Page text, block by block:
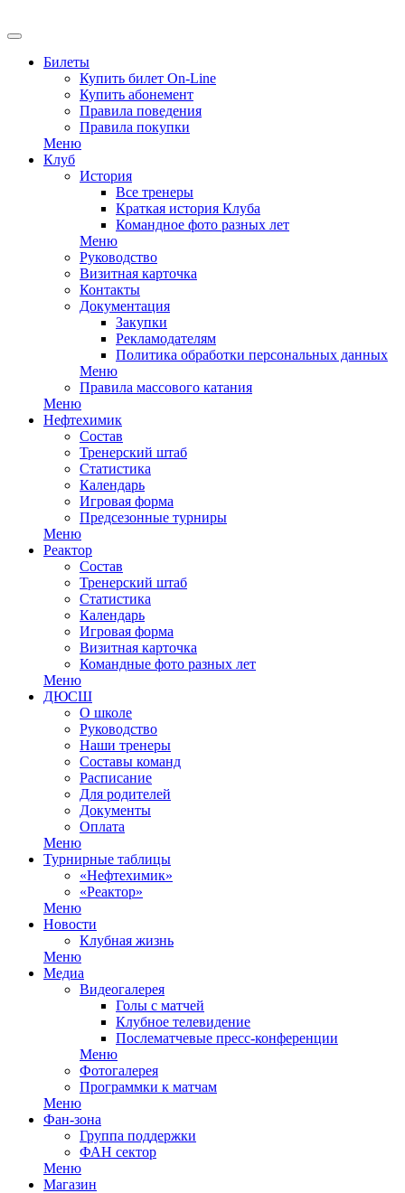
Билеты
Купить билет On-Line
Купить абонемент
Правила поведения
Правила покупки
Меню
Клуб
История
Все тренеры
Краткая история Клуба
Командное фото разных лет
Меню
Руководство
Визитная карточка
Контакты
Документация
Закупки
Рекламодателям
Политика обработки персональных данных
Меню
Правила массового катания
Меню
Нефтехимик
Состав
Тренерский штаб
Статистика
Календарь
Игровая форма
Предсезонные турниры
Меню
Реактор
Состав
Тренерский штаб
Статистика
Календарь
Игровая форма
Визитная карточка
Командные фото разных лет
Меню
ДЮСШ
О школе
Руководство
Наши тренеры
Составы команд
Расписание
Для родителей
Документы
Оплата
Меню
Турнирные таблицы
«Нефтехимик»
«Реактор»
Меню
Новости
Клубная жизнь
Меню
Медиа
Видеогалерея
Голы с матчей
Клубное телевидение
Послематчевые пресс-конференции
Меню
Фотогалерея
Программки к матчам
Меню
Фан-зона
Группа поддержки
ФАН сектор
Меню
Магазин